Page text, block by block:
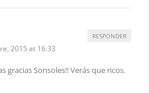
2015 at 16:33
gracias Sonsoles!! Verás que ricos.
RESPONDER